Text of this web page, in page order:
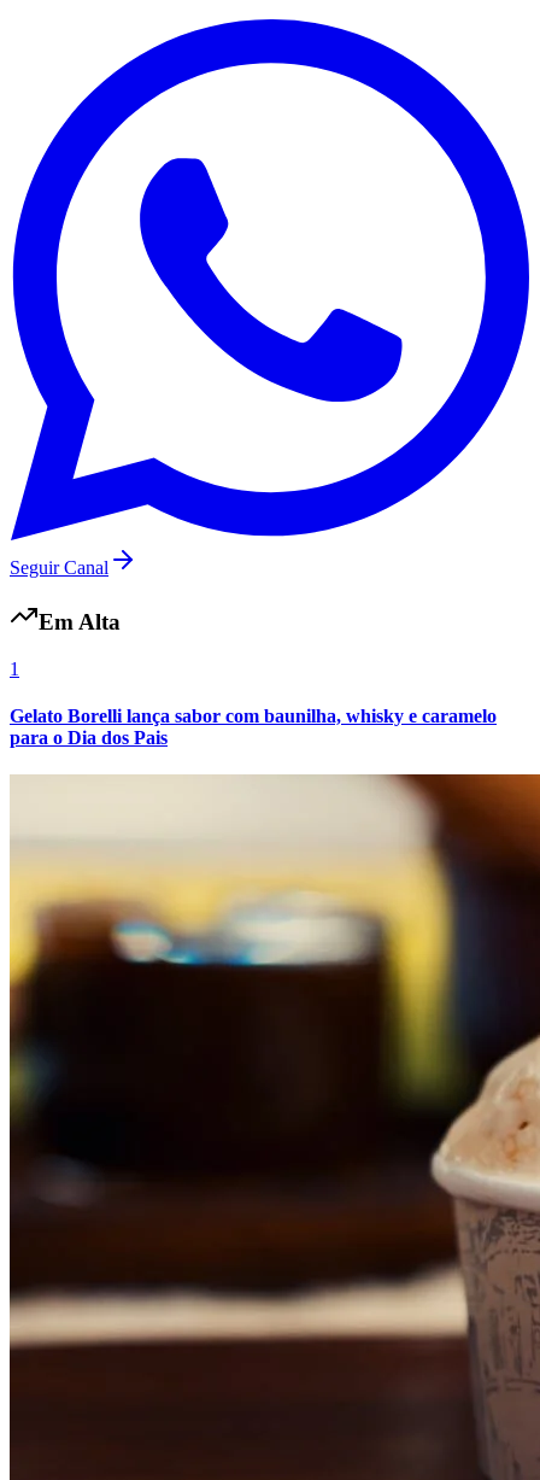
Fluminense
Seguir Canal
Em Alta
1
Gelato Borelli lança sabor com baunilha, whisky e caramelo
para o Dia dos Pais